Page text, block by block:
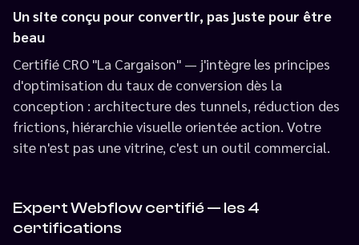
Un site conçu pour convertir, pas juste pour être
beau
Certifié CRO "La Cargaison" — j'intègre les principes
d'optimisation du taux de conversion dès la
conception : architecture des tunnels, réduction des
frictions, hiérarchie visuelle orientée action. Votre
site n'est pas une vitrine, c'est un outil commercial.
Expert Webflow certifié — les 4
certifications